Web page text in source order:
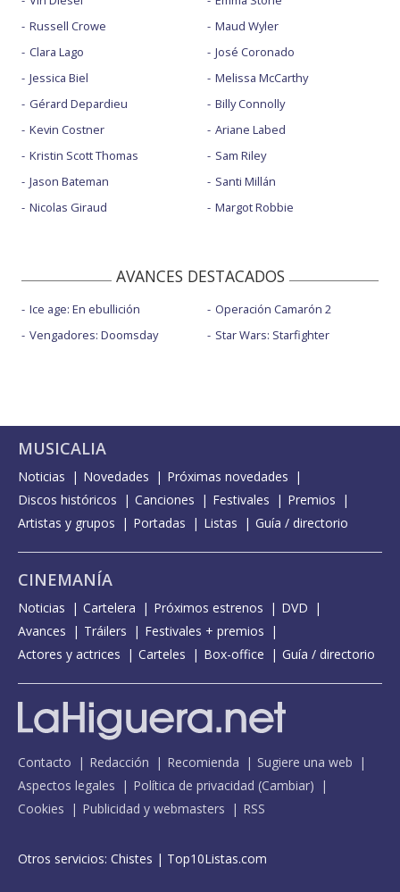
Russell Crowe
Clara Lago
Jessica Biel
Gérard Depardieu
Kevin Costner
Kristin Scott Thomas
Jason Bateman
Nicolas Giraud
Maud Wyler
José Coronado
Melissa McCarthy
Billy Connolly
Ariane Labed
Sam Riley
Santi Millán
Margot Robbie
AVANCES DESTACADOS
Ice age: En ebullición
Vengadores: Doomsday
Operación Camarón 2
Star Wars: Starfighter
MUSICALIA
Noticias Novedades
Próximas novedades
Discos históricos
Canciones Festivales
Premios
Artistas y grupos
Portadas Listas Guía / directorio
CINEMANÍA
Noticias Cartelera Próximos estrenos
DVD
Avances
Tráilers
Festivales + premios
Actores y actrices
Carteles Box-office Guía / directorio
Contacto Redacción Recomienda
Sugiere una web
Aspectos legales
Política de privacidad (Cambiar)
Cookies
Publicidad y webmasters RSS
Otros servicios: Chistes | Top10Listas.com